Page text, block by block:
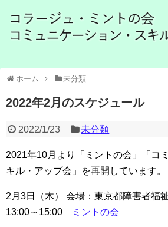
ホーム 未分類
2022年2月のスケジュール
2022/1/23 未分類
2021年10月より「ミントの会」「コ
キル・アップ会」を再開しています。
2月3日（木） 会場：東京都障害者福
13:00～15:00
ミントの会